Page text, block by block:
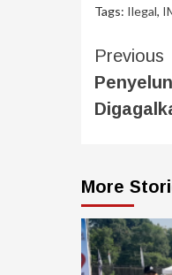
Tags: Ilegal,
Previous
More